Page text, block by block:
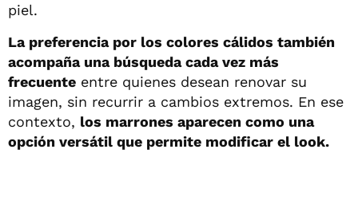
piel.
La preferencia por los colores cálidos también
acompaña una búsqueda cada vez más
frecuente entre quienes desean renovar su
imagen, sin recurrir a cambios extremos. En ese
contexto, los marrones aparecen como una
opción versátil que permite modificar el look.